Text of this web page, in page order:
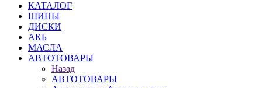
КАТАЛОГ
ШИНЫ
ДИСКИ
АКБ
МАСЛА
АВТОТОВАРЫ
Назад
АВТОТОВАРЫ